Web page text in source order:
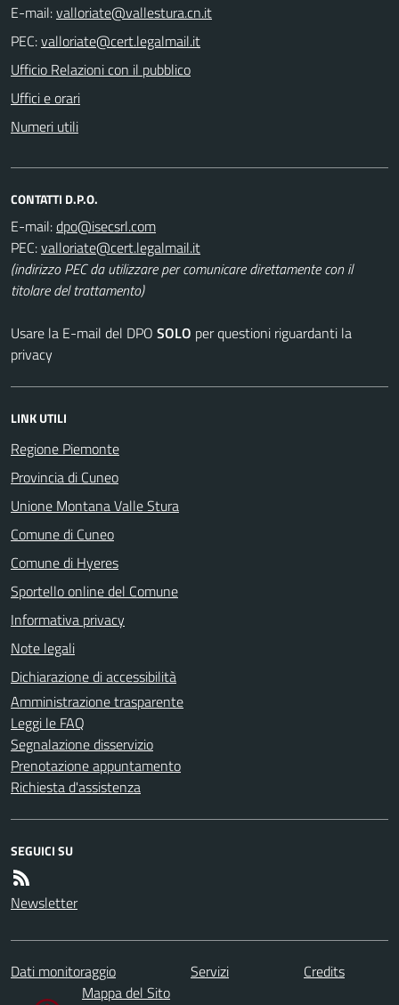
E-mail:
PEC:
Ufficio Relazioni con il pubblico
Uffici e orari
Numeri utili
CONTATTI D.P.O.
E-mail:
PEC:
(indirizzo PEC da utilizzare per comunicare direttamente con il
titolare del trattamento)
Usare la E-mail del DPO SOLO per questioni riguardanti la
privacy
LINK UTILI
Regione Piemonte
Provincia di Cuneo
Unione Montana Valle Stura
Comune di Cuneo
Comune di Hyeres
Sportello online del Comune
Informativa privacy
Note legali
Dichiarazione di accessibilità
Amministrazione trasparente
Leggi le FAQ
Segnalazione disservizio
Prenotazione appuntamento
Richiesta d'assistenza
SEGUICI SU
Newsletter
Dati monitoraggio Servizi
Credits
Mappa del Sito